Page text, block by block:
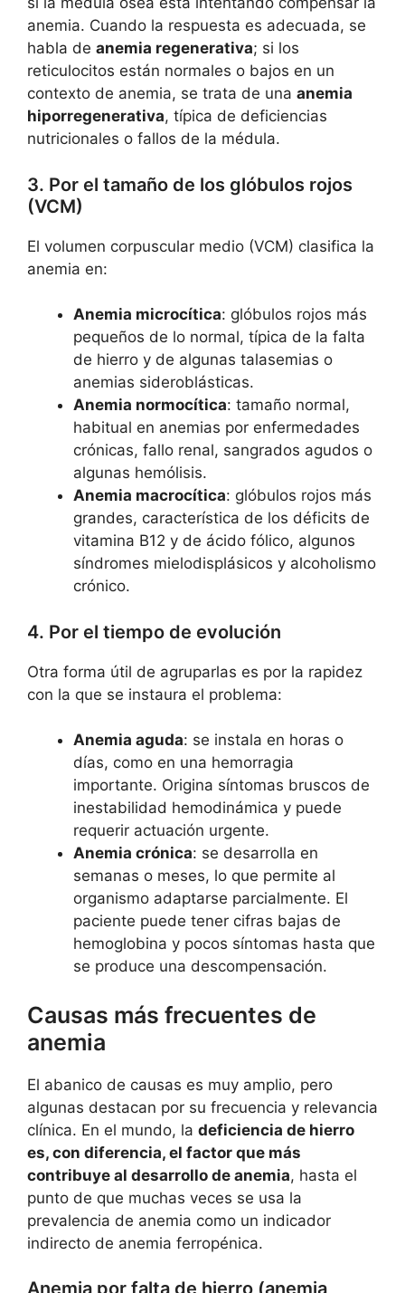
anemia. Cuando la respuesta es adecuada, se
habla de anemia regenerativa; si los
reticulocitos están normales o bajos en un
contexto de anemia, se trata de una anemia
hiporregenerativa, típica de deficiencias
nutricionales o fallos de la médula.
3. Por el tamaño de los glóbulos rojos
(VCM)
El volumen corpuscular medio (VCM) clasifica la
anemia en:
Anemia microcítica: glóbulos rojos más
pequeños de lo normal, típica de la falta
de hierro y de algunas talasemias o
anemias sideroblásticas.
Anemia normocítica: tamaño normal,
habitual en anemias por enfermedades
crónicas, fallo renal, sangrados agudos o
algunas hemólisis.
Anemia macrocítica: glóbulos rojos más
grandes, característica de los déficits de
vitamina B12 y de ácido fólico, algunos
síndromes mielodisplásicos y alcoholismo
crónico.
4. Por el tiempo de evolución
Otra forma útil de agruparlas es por la rapidez
con la que se instaura el problema:
Anemia aguda: se instala en horas o
días, como en una hemorragia
importante. Origina síntomas bruscos de
inestabilidad hemodinámica y puede
requerir actuación urgente.
Anemia crónica: se desarrolla en
semanas o meses, lo que permite al
organismo adaptarse parcialmente. El
paciente puede tener cifras bajas de
hemoglobina y pocos síntomas hasta que
se produce una descompensación.
Causas más frecuentes de
anemia
El abanico de causas es muy amplio, pero
algunas destacan por su frecuencia y relevancia
clínica. En el mundo, la deficiencia de hierro
es, con diferencia, el factor que más
contribuye al desarrollo de anemia, hasta el
punto de que muchas veces se usa la
prevalencia de anemia como un indicador
indirecto de anemia ferropénica.